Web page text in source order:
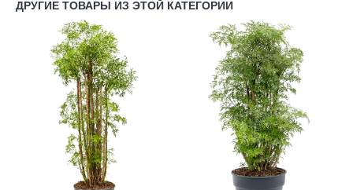
ДРУГИЕ ТОВАРЫ ИЗ ЭТОЙ КАТЕГОРИИ